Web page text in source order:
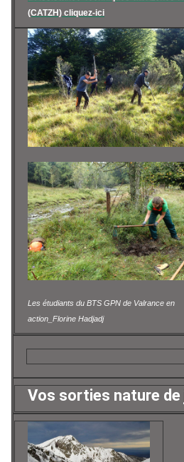
(CATZH) cliquez-ici
Les étudiants du BTS GPN de Valrance en
action_Florine Hadjadj
Vos sorties nature de